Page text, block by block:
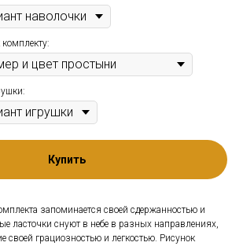
Купить
запоминается своей сдержанностью и
ласточки снуют в небе в разных направлениях,
своей грациозностью и легкостью. Рисунок